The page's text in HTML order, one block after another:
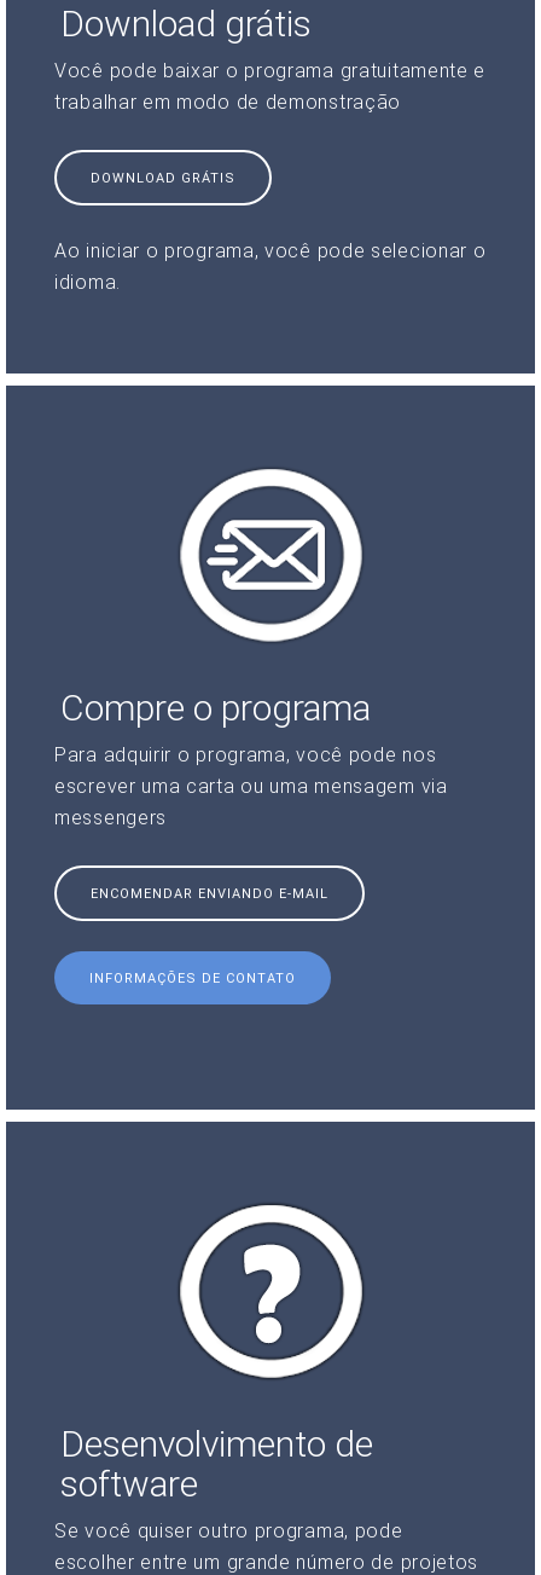
Download grátis
Você pode baixar o programa gratuitamente e
trabalhar em modo de demonstração
DOWNLOAD GRÁTIS
Ao iniciar o programa, você pode selecionar o
idioma.
Compre o programa
Para adquirir o programa, você pode nos
escrever uma carta ou uma mensagem via
messengers
ENCOMENDAR ENVIANDO E-MAIL
INFORMAÇÕES DE CONTATO
Desenvolvimento de
software
Se você quiser outro programa, pode
escolher entre um grande número de projetos